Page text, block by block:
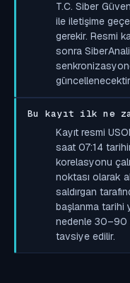
T.C. Siber
ile iletişime
gerekir. Resmi
sonra
Bu kayıt ilk ne
Kayıt resmi
saat 07:14
korelasyonu
noktası olarak
saldırgan
başlanma tarihi
nedenle 30–90
tavsiye edilir.